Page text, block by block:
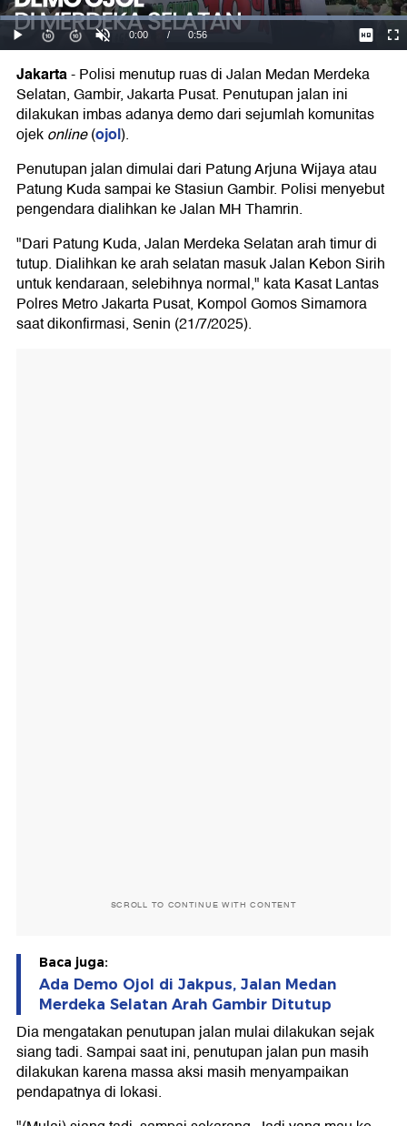
Jakarta-Polisi menutup ruas di Jalan Medan Merdeka
Selatan, Gambir, Jakarta Pusat. Penutupan jalan ini
dilakukan imbas adanya demo dari sejumlah komunitas
ojekonline(ojol).
Penutupan jalan dimulai dari Patung Arjuna Wijaya atau
Patung Kuda sampai ke Stasiun Gambir. Polisi menyebut
pengendara dialihkan ke Jalan MH Thamrin.
"Dari Patung Kuda, Jalan Merdeka Selatan arah timur di
tutup. Dialihkan ke arah selatan masuk Jalan Kebon Sirih
untuk kendaraan, selebihnya normal," kata Kasat Lantas
Polres Metro Jakarta Pusat, Kompol Gomos Simamora
saat dikonfirmasi, Senin (21/7/2025).
SCROLL TO CONTINUE WITH CONTENT
Baca juga:
Ada Demo Ojol di Jakpus, Jalan Medan
Merdeka Selatan Arah Gambir Ditutup
Dia mengatakan penutupan jalan mulai dilakukan sejak
siang tadi. Sampai saat ini, penutupan jalan pun masih
dilakukan karena massa aksi masih menyampaikan
pendapatnya di lokasi.